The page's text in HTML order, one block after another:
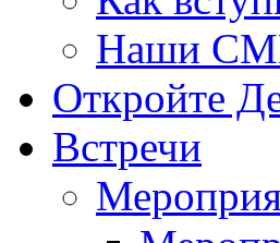
Наши
Откройте
Встречи